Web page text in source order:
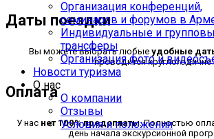
Организация конференций,
семинаров и форумов в
Индивидуальные и
трансферы
Организация фото и
Новости туризма
О нас
О компании
Отзывы
Условия и положения
Даты поездки
Вы можете выбрать любые удобные
проводится круглогодично.
Оплата
У нас нет 100% предоплаты. Полностью
день начала экскурсионной